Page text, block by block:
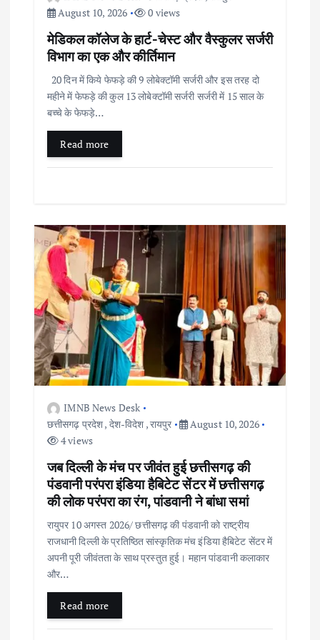
August 10, 2026
0 views
​मेडिकल कॉलेज के हार्ट-चेस्ट और वैस्कुलर सर्जरी
विभाग का एक और कीर्तिमान
​20 दिन में किये फेफड़े की 9 लोबेक्टॉमी सर्जरी और इस तरह दो
महीने में फेफड़े की कुल 13 लोबेक्टॉमी सर्जरी सर्जरी में 15 साल के
बच्चे के फेफड़े…
Read more
IMNB News Desk
छत्तीसगढ़ प्रदेश, देश-विदेश ,रायपुर
August 10, 2026
4 views
जब दिल्ली के मंच पर जीवंत हुई छत्तीसगढ़ की
पंडवानी परंपरा इंडिया हैबिटेट सेंटर में छत्तीसगढ़
की लोक परंपरा का रंग, पांडवानी ने बांधा समां
रायुपर 10 अगस्त 2026/ छत्तीसगढ़ की पंडवानी को राष्ट्रीय
राजधानी दिल्ली के प्रतिष्ठित सांस्कृतिक मंच इंडिया हैबिटेट सेंटर में
अपनी पूरी जीवंतता के साथ प्रस्तुत हुई। महान पांडवानी कलाकार
और…
Read more